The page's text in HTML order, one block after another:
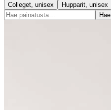
Colleget, unisex
Hupparit, unisex
Hae